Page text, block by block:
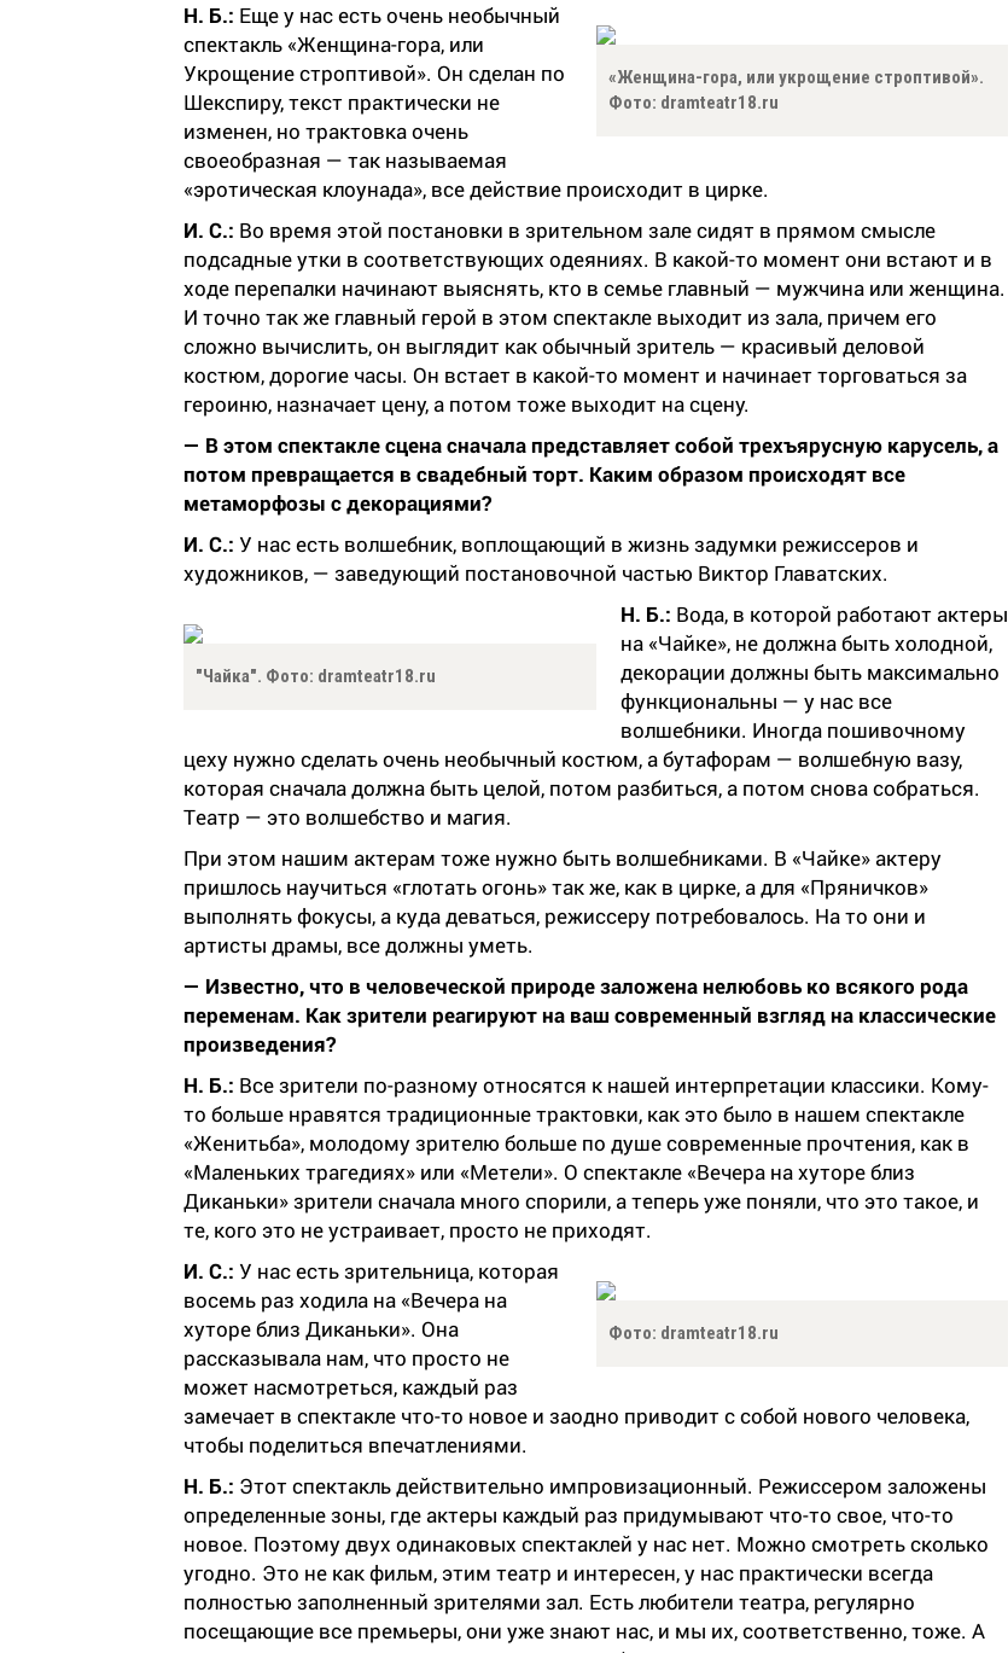
«Женщина-гора, или укрощение строптивой».
Фото: dramteatr18.ru
Н. Б.: Еще у нас есть очень необычный
спектакль «Женщина-гора, или
Укрощение строптивой». Он сделан по
Шекспиру, текст практически не
изменен, но трактовка очень
своеобразная — так называемая
«эротическая клоунада», все действие происходит в цирке.
И. С.: Во время этой постановки в зрительном зале сидят в прямом смысле
подсадные утки в соответствующих одеяниях. В какой-то момент они встают и в
ходе перепалки начинают выяснять, кто в семье главный — мужчина или женщина.
И точно так же главный герой в этом спектакле выходит из зала, причем его
сложно вычислить, он выглядит как обычный зритель — красивый деловой
костюм, дорогие часы. Он встает в какой-то момент и начинает торговаться за
героиню, назначает цену, а потом тоже выходит на сцену.
— В этом спектакле сцена сначала представляет собой трехъярусную карусель, а
потом превращается в свадебный торт. Каким образом происходят все
метаморфозы с декорациями?
И. С.: У нас есть волшебник, воплощающий в жизнь задумки режиссеров и
художников, — заведующий постановочной частью Виктор Главатских.
"Чайка". Фото: dramteatr18.ru
Н. Б.: Вода, в которой работают актеры
на «Чайке», не должна быть холодной,
декорации должны быть максимально
функциональны — у нас все
волшебники. Иногда пошивочному
цеху нужно сделать очень необычный костюм, а бутафорам — волшебную вазу,
которая сначала должна быть целой, потом разбиться, а потом снова собраться.
Театр — это волшебство и магия.
При этом нашим актерам тоже нужно быть волшебниками. В «Чайке» актеру
пришлось научиться «глотать огонь» так же, как в цирке, а для «Пряничков»
выполнять фокусы, а куда деваться, режиссеру потребовалось. На то они и
артисты драмы, все должны уметь.
— Известно, что в человеческой природе заложена нелюбовь ко всякого рода
переменам. Как зрители реагируют на ваш современный взгляд на классические
произведения?
Н. Б.: Все зрители по-разному относятся к нашей интерпретации классики. Кому-
то больше нравятся традиционные трактовки, как это было в нашем спектакле
«Женитьба», молодому зрителю больше по душе современные прочтения, как в
«Маленьких трагедиях» или «Метели». О спектакле «Вечера на хуторе близ
Диканьки» зрители сначала много спорили, а теперь уже поняли, что это такое, и
те, кого это не устраивает, просто не приходят.
Фото: dramteatr18.ru
И. С.: У нас есть зрительница, которая
восемь раз ходила на «Вечера на
хуторе близ Диканьки». Она
рассказывала нам, что просто не
может насмотреться, каждый раз
замечает в спектакле что-то новое и заодно приводит с собой нового человека,
чтобы поделиться впечатлениями.
Н. Б.: Этот спектакль действительно импровизационный. Режиссером заложены
определенные зоны, где актеры каждый раз придумывают что-то свое, что-то
новое. Поэтому двух одинаковых спектаклей у нас нет. Можно смотреть сколько
угодно. Это не как фильм, этим театр и интересен, у нас практически всегда
полностью заполненный зрителями зал. Есть любители театра, регулярно
посещающие все премьеры, они уже знают нас, и мы их, соответственно, тоже. А